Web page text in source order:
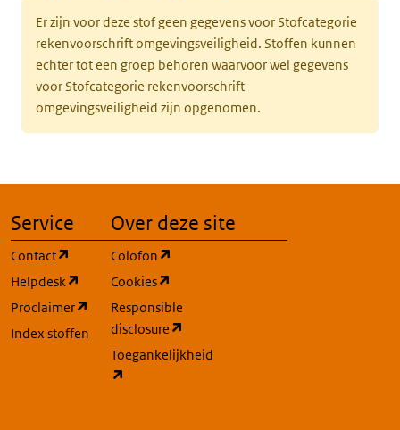
Er zijn voor deze stof geen gegevens voor Stofcategorie
rekenvoorschrift omgevingsveiligheid. Stoffen kunnen
echter tot een groep behoren waarvoor wel gegevens
voor Stofcategorie rekenvoorschrift
omgevingsveiligheid zijn opgenomen.
Service
Contact
(opent in een nieuw tabblad)
Helpdesk
(opent in een nieuw tabblad)
Proclaimer
(opent in een nieuw tabblad)
Index stoffen
Over deze site
Colofon
Cookies
Responsible
disclosure
Toegankelijkheid